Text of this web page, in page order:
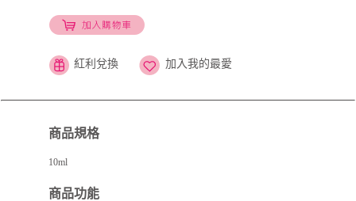
紅利兌換 加入我的最愛
商品規格
10ml
商品功能